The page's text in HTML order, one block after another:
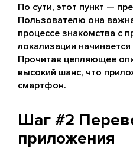
По сути, этот пункт —
Пользователю она
процессе знакомства с
локализации
Прочитав цепляющее
высокий шанс, что
смартфон.
Шаг #2
приложения